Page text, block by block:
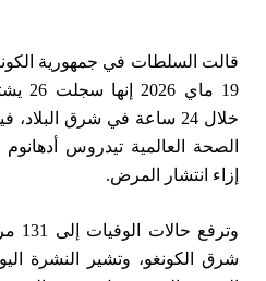
قالت ⁠السلطات في جمهورية الكونغو
19
خلال 24 ساعة ​في شرق
الصحة العالمية تيدروس
إزاء انتشار المرض.
شرق الكونغو، وتشير النشرة